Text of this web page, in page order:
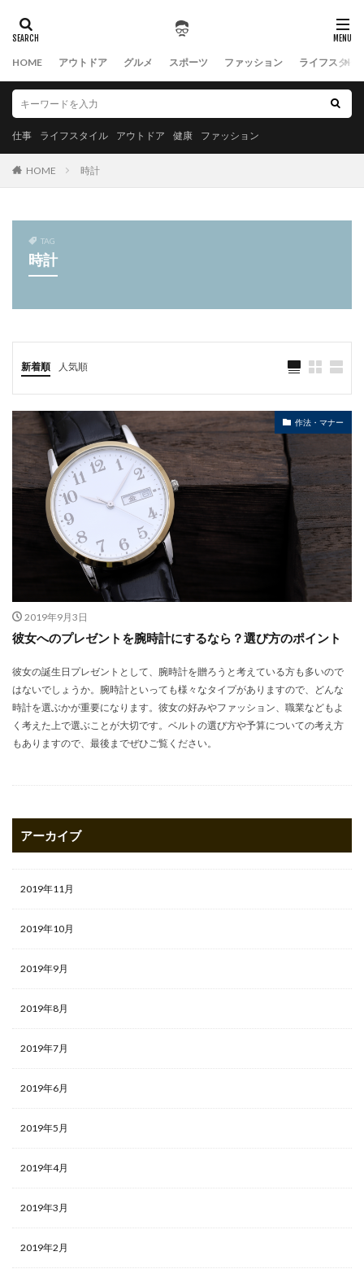
HOME アウトドア グルメ スポーツ ファッション ライフスタイ
仕事 ライフスタイル アウトドア 健康 ファッション
HOME 時計
TAG
時計
新着順 人気順
作法・マナー
2019年9月3日
彼女へのプレゼントを腕時計にするなら？選び方のポイント
彼女の誕生日プレゼントとして、腕時計を贈ろうと考えている方も多いので
はないでしょうか。腕時計といっても様々なタイプがありますので、どんな
時計を選ぶかが重要になります。彼女の好みやファッション、職業などもよ
く考えた上で選ぶことが大切です。ベルトの選び方や予算についての考え方
もありますので、最後までぜひご覧ください。
アーカイブ
2019年11月
2019年10月
2019年9月
2019年8月
2019年7月
2019年6月
2019年5月
2019年4月
2019年3月
2019年2月